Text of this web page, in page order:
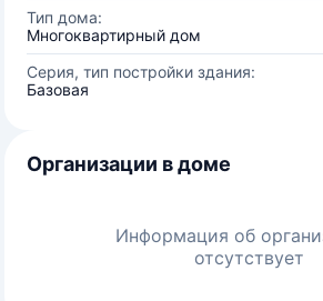
Тип дома:
Многоквартирный дом
Серия, тип постройки здания:
Базовая
Организации в доме
Информация об
отсутствует